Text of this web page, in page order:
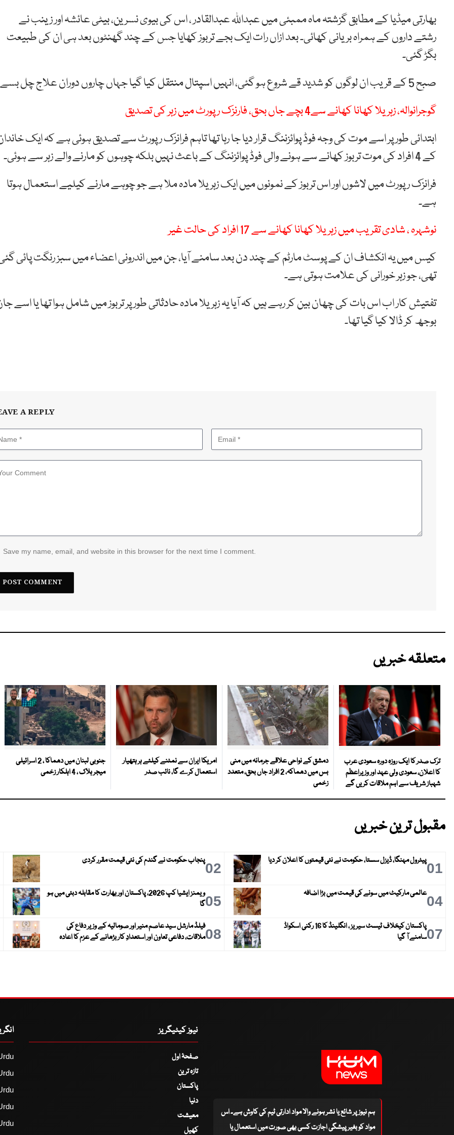
بھارتی میڈیا کے مطابق گزشتہ ماہ ممبئی میں عبداللہ عبدالقادر ، اس کی بیوی نسرین، بیٹی عائشہ اور زینب نے
رشتے داروں کے ہمراہ بریانی کھائی۔ بعد ازاں رات ایک بجے تربوز کھایا جس کے چند گھنٹوں بعد ہی ان کی طبیعت
بگڑ گئی۔
صبح 5 کے قریب ان لوگوں کو شدید قے شروع ہو گئی، انہیں اسپتال منتقل کیا گیا جہاں چاروں دوران علاج چل بسے۔
گوجرانوالہ، زہریلا کھانا کھانے سے4 بچے جاں بحق، فارنزک رپورٹ میں زہر کی تصدیق
ابتدائی طور پر اسے موت کی وجہ فوڈ پوائزننگ قرار دیا جا رہا تھا تاہم فرانزک رپورٹ سے تصدیق ہوئی ہے کہ ایک
کے 4 افراد کی موت تربوز کھانے سے ہونے والی فوڈ پوائزننگ کے باعث نہیں بلکہ چوہوں کو مارنے والے زہر سے ہوئی۔
فرانزک رپورٹ میں لاشوں اور اس تربوز کے نمونوں میں ایک زہریلا مادہ ملا ہے جو چوہے مارنے کیلیے استعمال ہوتا
ہے۔
نوشہرہ ، شادی تقریب میں زہریلا کھانا کھانے سے 17 افراد کی حالت غیر
کیس میں یہ انکشاف ان کے پوسٹ مارٹم کے چند دن بعد سامنے آیا، جن میں اندرونی اعضاء میں سبز رنگت پائی
تھی، جو زہر خورانی کی علامت ہوتی ہے۔
تفتیش کار اب اس بات کی چھان بین کر رہے ہیں کہ آیا یہ زہریلا مادہ حادثاتی طور پر تربوز میں شامل ہوا تھا یا اسے
بوجھ کر ڈالا کیا گیا تھا۔
A REPLY
Save my name, email, and website in this browser for the next time I comment.
متعلقہ خبریں
ترک صدر کا ایک روزہ دورہ سعودی عرب
کا اعلان، سعودی ولی عہد اور وزیراعظم
شہباز شریف سے اہم ملاقات کریں گے
دمشق کے نواحی علاقے جرمانہ میں منی
بس میں دھماکہ، 2 افراد جاں بحق، متعدد
زخمی
امریکا ایران سے نمٹنے کیلئے ہر ہتھیار
استعمال کرے گا، نائب صدر
جنوبی لبنان میں دھماکا ، 2 اسرائیلی
میجر ہلاک ، 4 اہلکار زخمی
مقبول ترین خبریں
01پیٹرول مہنگا، ڈیزل سستا، حکومت نے نئی قیمتوں کا اعلان کر دیا 02پنجاب حکومت نے گندم کی نئی قیمت مقرر کردی
04عالمی مارکیٹ میں سونے کی قیمت میں بڑا اضافہ 05
ویمنز ایشیا کپ 2026، پاکستان اور بھارت کا مقابلہ دبئی میں ہو
گا
07
پاکستان کیخلاف ٹیسٹ سیریز ، انگلینڈ کا 16 رکنی اسکواڈ
سامنے آ گیا
08فیلڈ مارشل سید عاصم منیر اور صومالیہ کے وزیر دفاع کی
ملاقات، دفاعی تعاون اور استعدادِ کار بڑھانے کے عزم کا اعادہ
ہم نیوز پر شائع یا نشر ہونے والا مواد ادارتی ٹیم کی کاوش ہے۔ اس
مواد کو بغیر پیشگی اجازت کسی بھی صورت میں استعمال یا
نیوز کیٹیگریز
صفحۂ اول
تازہ ترین
پاکستان
دنیا
معیشت
کھیل